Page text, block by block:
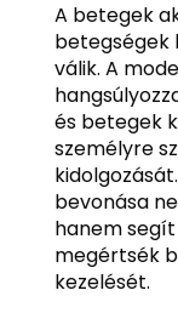
A betegek
betegségek
válik. A
és betegek
személyre
bevonása
hanem
megértsék
kezelését.